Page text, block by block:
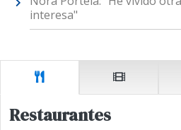
interesa"
Restaurantes